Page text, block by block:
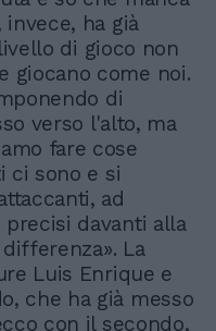
invece, ha già
di gioco non
giocano come noi.
di
verso l'alto, ma
fare cose
ci sono e si
ad
davanti alla
La
Luis Enrique e
che ha già messo
con il secondo,